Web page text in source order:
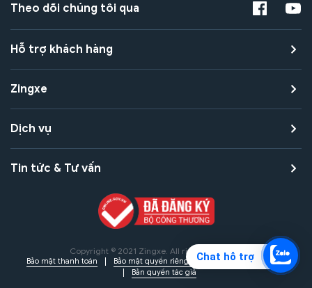
Chat hỗ trợ
Theo dõi chúng tôi qua
Hỗ trợ khách hàng
Zingxe
Dịch vụ
Tin tức & Tư vấn
Copyright © 2021 Zingxe. All rights reserved
Bảo mật thanh toán Bảo mật quyền riêng tư
Điều khoản sử dụng
Bản quyền tác giả